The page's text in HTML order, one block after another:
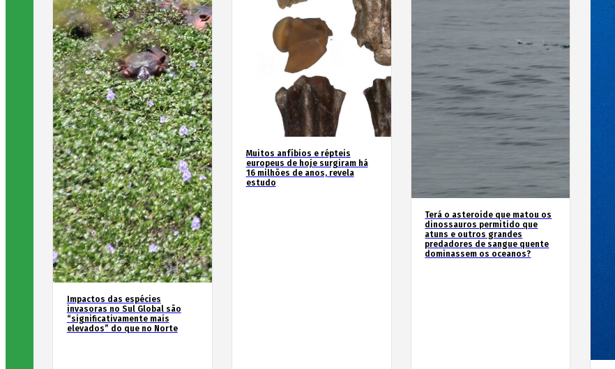
Impactos das espécies
invasoras no Sul Global são
“significativamente mais
elevados” do que no Norte
Muitos anfíbios e répteis
europeus de hoje surgiram há
16 milhões de anos, revela
estudo
Terá o asteroide que matou os
dinossauros permitido que
atuns e outros grandes
predadores de sangue quente
dominassem os oceanos?